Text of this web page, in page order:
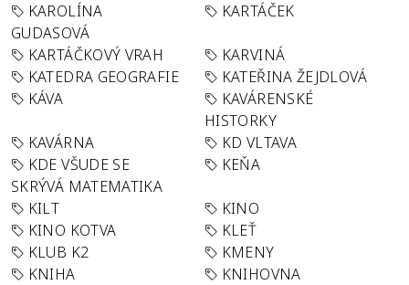
KAROLÍNA
GUDASOVÁ
KARTÁČEK
KARTÁČKOVÝ VRAH
KARVINÁ
KATEDRA GEOGRAFIE
KATEŘINA ŽEJDLOVÁ
KÁVA
KAVÁRENSKÉ
HISTORKY
KAVÁRNA
KD VLTAVA
KDE VŠUDE SE
SKRÝVÁ MATEMATIKA
KEŇA
KILT
KINO
KINO KOTVA
KLEŤ
KLUB K2
KMENY
KNIHA
KNIHOVNA